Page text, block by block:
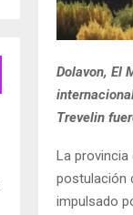
Dolavon, El
Trevelin
La
postulación
impulsado